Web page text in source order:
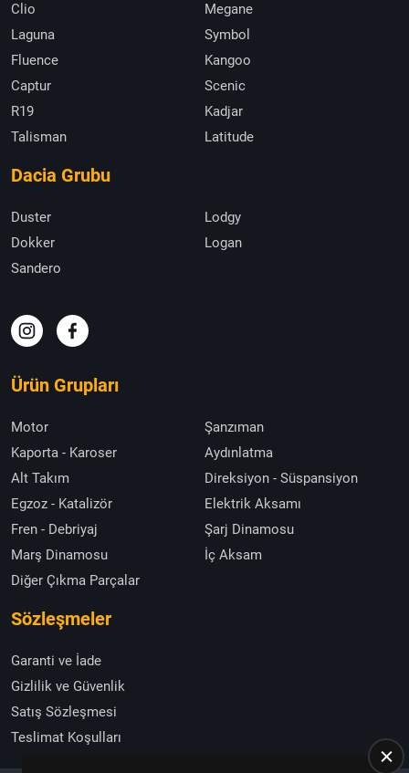
Clio
Megane
Laguna
Symbol
Fluence
Kangoo
Captur
Scenic
R19
Kadjar
Talisman
Latitude
Dacia Grubu
Duster
Lodgy
Dokker
Logan
Sandero
Ürün Grupları
Motor
Şanzıman
Kaporta - Karoser
Aydınlatma
Alt Takım
Direksiyon - Süspansiyon
Egzoz - Katalizör
Elektrik Aksamı
Fren - Debriyaj
Şarj Dinamosu
Marş Dinamosu
İç Aksam
Diğer Çıkma Parçalar
Sözleşmeler
Garanti ve İade
Gizlilik ve Güvenlik
Satış Sözleşmesi
Teslimat Koşulları